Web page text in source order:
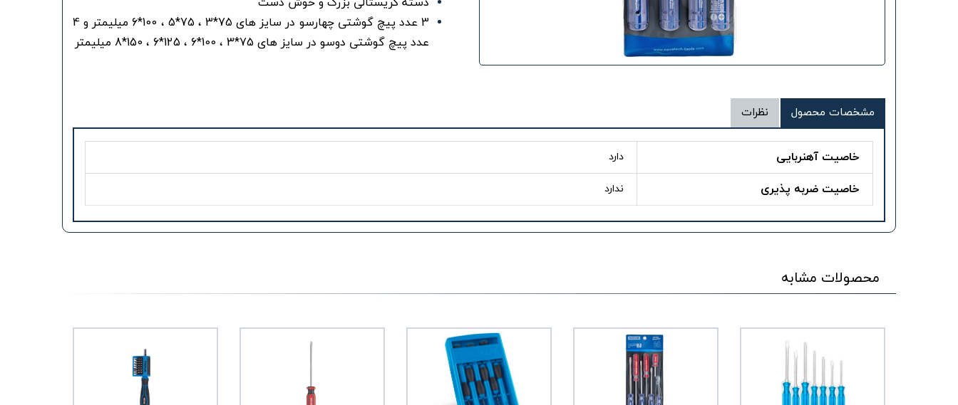
3 عدد پیچ گوشتی چهارسو در سایز های 75*3 ، 75*5 ، 100*6 میلیمتر و 4
عدد پیچ گوشتی دوسو در سایز های 75*3 ، 100*6 ، 125*6 ، 150*8 میلیمتر
مشخصات محصول نظرات
خاصیت آهنربایی دارد
خاصیت ضربه پذیری ندارد
محصولات مشابه